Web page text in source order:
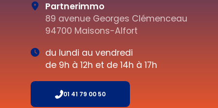
Partnerimmo
89 avenue Georges Clémenceau
94700 Maisons-Alfort
du lundi au vendredi
de 9h à 12h et de 14h à 17h
01 41 79 00 50